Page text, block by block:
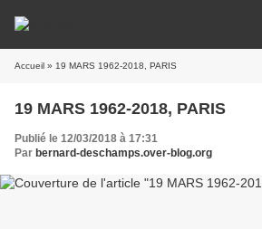
Accueil » 19 MARS 1962-2018, PARIS
19 MARS 1962-2018, PARIS
Publié le 12/03/2018 à 17:31
Par bernard-deschamps.over-blog.org